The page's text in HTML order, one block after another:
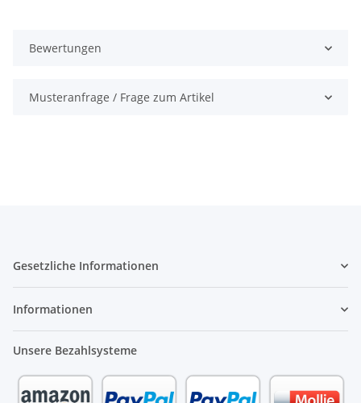
Bewertungen
Musteranfrage / Frage zum Artikel
Gesetzliche Informationen
Informationen
Unsere Bezahlsysteme